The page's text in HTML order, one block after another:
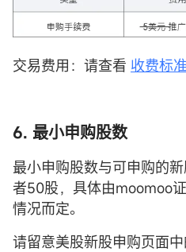
交易费用：请查看 收费标
6. 最小申购股数
最小申购股数与可申购的
者50股，具体由moomoo
情况而定。
请留意美股新股申购页面中